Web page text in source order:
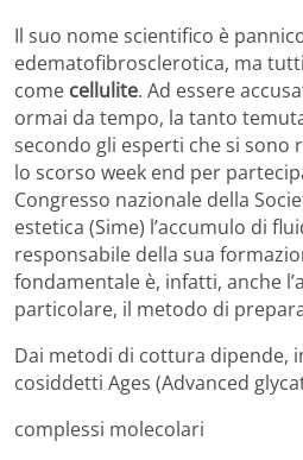
Il suo nome scientifico è
edematofibrosclerotica, ma
come cellulite. Ad essere
ormai da tempo, la tanto
secondo gli esperti che si sono
lo scorso week end per
Congresso nazionale della
estetica (Sime) l’accumulo di
responsabile della sua
fondamentale è, infatti, anche
particolare, il metodo di
Dai metodi di cottura dipende,
cosiddetti Ages (Advanced
complessi molecolari